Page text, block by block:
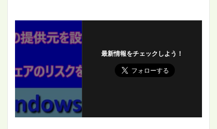
最新情報をチェックしよう！